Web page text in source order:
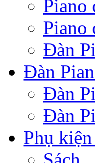
Piano
Piano
Đàn
Đàn
Đàn
Đàn
Phụ